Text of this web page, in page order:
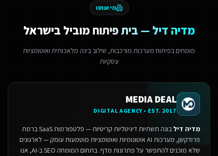
מי אנחנו
מדיה דיל — בית פיתוח מוביל בישראל
מומחים בפיתוח מערכות מורכבות, שילוב בינה מלאכותית ואוטומציות
עסקיות
MEDIA DEAL
DIGITAL AGENCY • EST. 2017
מדיה דיל
בונה תשתיות דיגיטליות קריטיות — פלטפורמות SaaS ברמת
פרודקשן, מערכות AI אוטונומיות ואוטומציות מוטמעות עומק — לארגונים
שלא מוכנים להתפשר על פתרונות מדף.
בתחום המומחה SEO ב-AI, אנו